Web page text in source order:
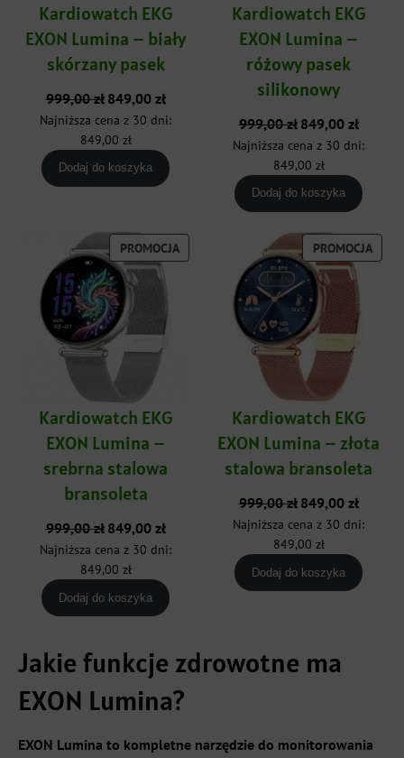
Kardiowatch EKG
EXON Lumina – biały
skórzany pasek
999,00zł Pierwotna
999,00 zł.
849,00 złAktualna
cena
Najniższa cena z 30 dni:
849,00 zł
Dodaj do koszyka
Kardiowatch EKG
EXON Lumina –
różowy pasek
silikonowy
999,00zł Pierwotna
999,00 zł.
849,00 złAktualna
cena
Najniższa cena z 30 dni:
849,00 zł
Dodaj do koszyka
PROMOCJAPRODUKT
W
Kardiowatch EKG
EXON Lumina –
srebrna stalowa
bransoleta
999,00zł Pierwotna
999,00 zł.
849,00 złAktualna
cena
Najniższa cena z 30 dni:
849,00 zł
Dodaj do koszyka
PROMOCJA
W
Kardiowatch EKG
EXON Lumina – złota
stalowa bransoleta
999,00zł Pierwotna
999,00 zł.
849,00 złAktualna
cena
Najniższa cena z 30 dni:
849,00 zł
Dodaj do koszyka
Jakie funkcje zdrowotne ma
EXON Lumina?
EXON Lumina to kompletne narzędzie do monitorowania